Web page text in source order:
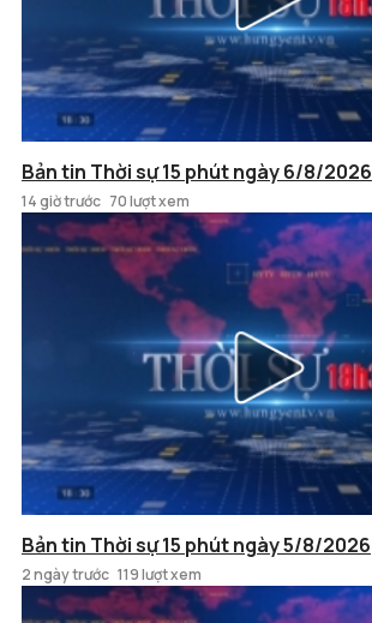
Bản tin Thời sự 15 phút ngày 6/8/2026
14 giờ trước 70 lượt xem
Bản tin Thời sự 15 phút ngày 5/8/2026
2 ngày trước 119 lượt xem